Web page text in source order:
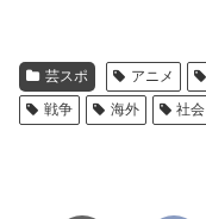
芸スポ アニメ
戦争
海外 社会